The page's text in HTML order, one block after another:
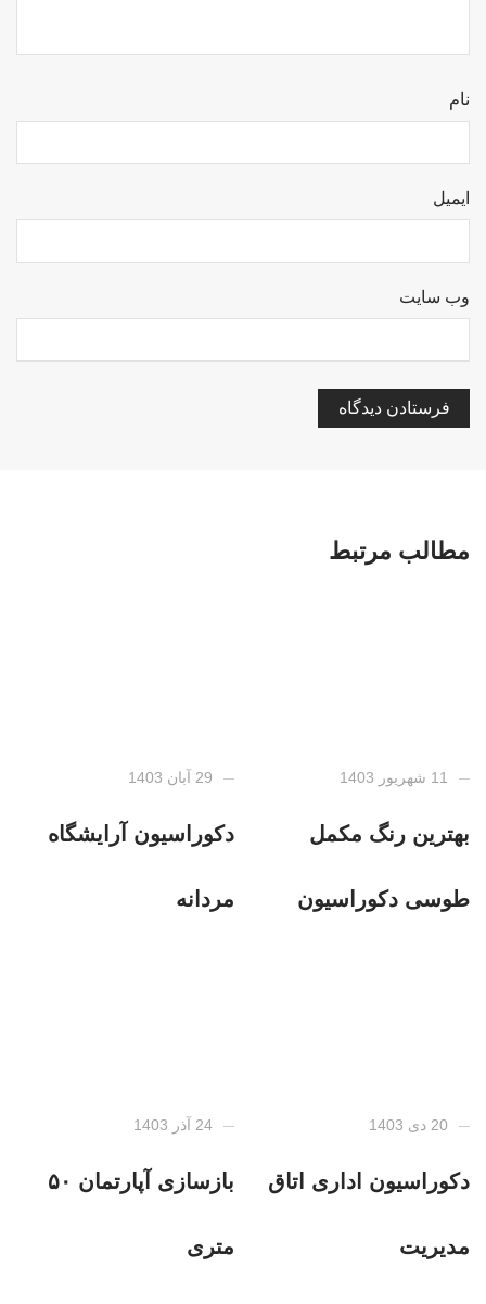
نام
ایمیل
وب‌ سایت
مطالب مرتبط
11 شهریور 1403
بهترین رنگ مکمل
طوسی دکوراسیون
29 آبان 1403
دکوراسیون آرایشگاه
مردانه
20 دی 1403
دکوراسیون اداری اتاق
مدیریت
24 آذر 1403
بازسازی آپارتمان ۵۰
متری